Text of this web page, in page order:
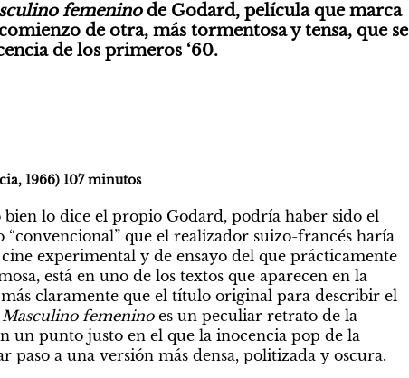
femenino de Godard, película que marca
de otra, más tormentosa y tensa, que se
de los primeros ‘60.
1966) 107 minutos
bien lo dice el propio Godard, podría haber sido el
que el realizador suizo-francés haría
experimental y de ensayo del que prácticamente
está en uno de los textos que aparecen en la
claramente que el título original para describir el
Masculino femenino es un peculiar retrato de la
un punto justo en el que la inocencia pop de la
paso a una versión más densa, politizada y oscura.